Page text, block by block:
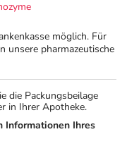
möglich. Für
unsere pharmazeutische
die Packungsbeilage
in Ihrer Apotheke.
Informationen Ihres